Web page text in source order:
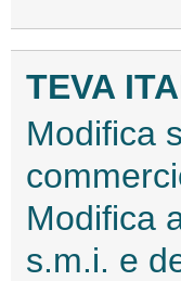
TEVA
Modifica
Modifica
s.m.i. e